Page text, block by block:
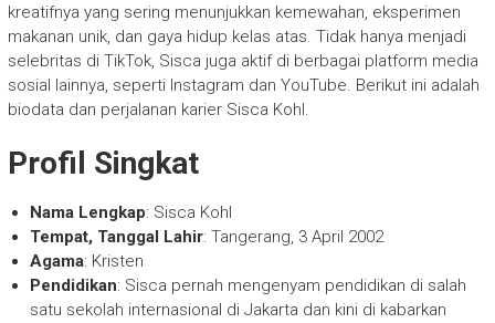
kreatifnya yang sering menunjukkan kemewahan, eksperimen
makanan unik, dan gaya hidup kelas atas. Tidak hanya menjadi
selebritas di TikTok, Sisca juga aktif di berbagai platform media
sosial lainnya, seperti Instagram dan YouTube. Berikut ini adalah
biodata dan perjalanan karier Sisca Kohl.
Profil Singkat
Nama Lengkap: Sisca Kohl
Tempat, Tanggal Lahir: Tangerang, 3 April 2002
Agama: Kristen
Pendidikan: Sisca pernah mengenyam pendidikan di salah
satu sekolah internasional di Jakarta dan kini di kabarkan